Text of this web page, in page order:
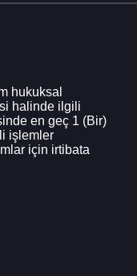
hukuksal
halinde ilgili
en geç 1 (Bir)
işlemler
için irtibata